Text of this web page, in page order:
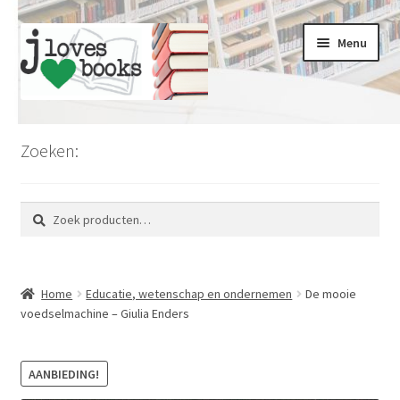
Ga
door
naar
Ga
naar
de
Menu
Koopjesmarkt
Romans en literatuur
Thrillers en misdaad
Zoeken:
Zoeken
naar:
Zoeken
Home Educatie, wetenschap en ondernemen
De mooie
voedselmachine – Giulia Enders
AANBIEDING!